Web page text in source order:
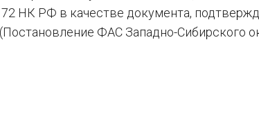
НК РФ в качестве документа,
ФАС Западно-Сибирского